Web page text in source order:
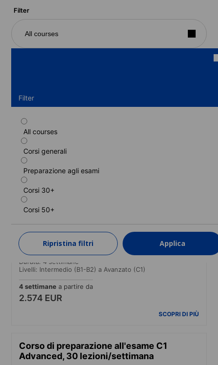
Filter
All courses
Filter
All courses
Corsi generali
Preparazione agli esami
Corsi 30+
Corsi 50+
Ripristina filtri Applica
Corso intensivo
Durata: 2 - 52 settimane
Livelli: Elementare (A1) a Avanzato (C1)
2 settimane
771 EUR
Corso di preparazione all'esame B2 First,
30 lezioni/settimana
Durata: 4 settimane
Livelli: Intermedio (B1-B2) a Avanzato (C1)
4 settimane a partire da
2.574 EUR
SCOPRI DI PIÙ
Corso di preparazione all'esame C1
Advanced, 30 lezioni/settimana